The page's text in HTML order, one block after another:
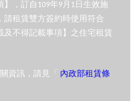
，訂自109年9月1日生效施
請租賃雙方簽約時使用符合
及不得記載事項】之住宅租賃
資訊，請見「 內政部租賃條